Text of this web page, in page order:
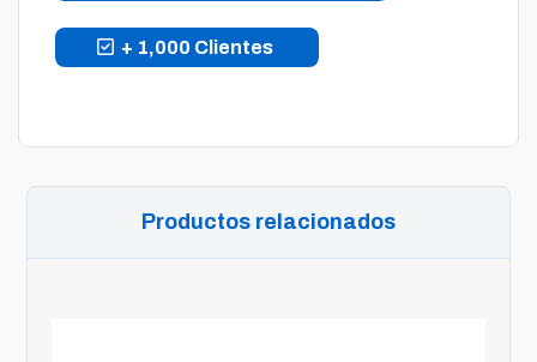
+ 1,000 Clientes
Productos relacionados